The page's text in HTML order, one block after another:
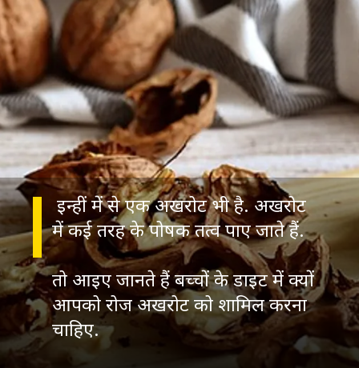
इन्हीं में से एक अखरोट भी है. अखरोट
में कई तरह के पोषक तत्व पाए जाते हैं.
तो आइए जानते हैं बच्चों के डाइट में क्यों
आपको रोज अखरोट को शामिल करना
चाहिए.